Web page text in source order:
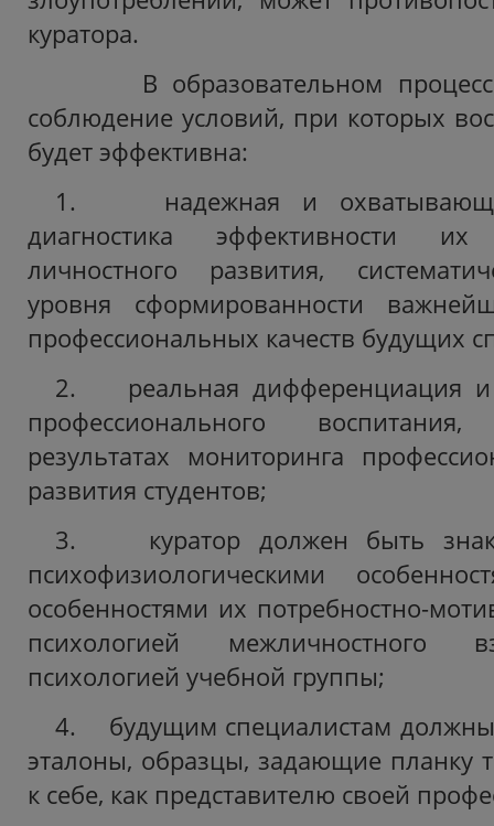
куратора.
В образовательном
соблюдение условий, при которых
будет эффективна:
1. надежная и
диагностика эффективности их
личностного развития,
уровня сформированности
профессиональных качеств будущих
2. реальная дифференциация и
профессионального
результатах мониторинга
развития студентов;
3. куратор должен быть
психофизиологическими
особенностями их потребностно-
психологией межличностного
психологией учебной группы;
4. будущим специалистам
эталоны, образцы, задающие планку
к себе, как представителю своей